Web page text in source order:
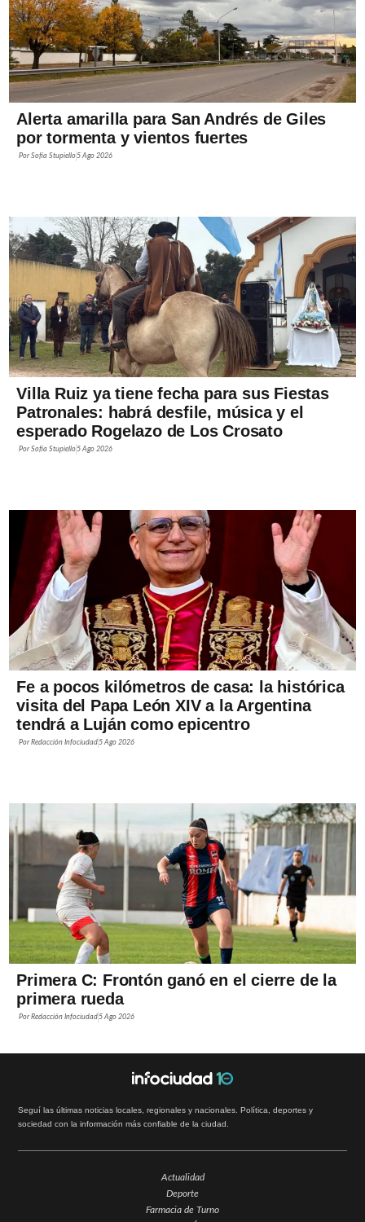
Alerta amarilla para San Andrés de Giles
por tormenta y vientos fuertes
PorSofía Stupiello5 Ago 2026
Villa Ruiz ya tiene fecha para sus Fiestas
Patronales: habrá desfile, música y el
esperado Rogelazo de Los Crosato
PorSofía Stupiello5 Ago 2026
Fe a pocos kilómetros de casa: la histórica
visita del Papa León XIV a la Argentina
tendrá a Luján como epicentro
PorRedacción Infociudad5 Ago 2026
Primera C: Frontón ganó en el cierre de la
primera rueda
PorRedacción Infociudad5 Ago 2026
Seguí las últimas noticias locales, regionales y nacionales. Política, deportes y
sociedad con la información más confiable de la ciudad.
Actualidad
Deporte
Farmacia de Turno